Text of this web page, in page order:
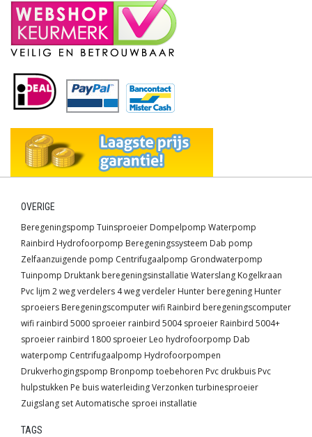
OVERIGE
Beregeningspomp Tuinsproeier Dompelpomp Waterpomp
Rainbird Hydrofoorpomp Beregeningssysteem Dab pomp
Zelfaanzuigende pomp Centrifugaalpomp Grondwaterpomp
Tuinpomp Druktank beregeningsinstallatie Waterslang Kogelkraan
Pvc lijm 2 weg verdelers 4 weg verdeler Hunter beregening Hunter
sproeiers Beregeningscomputer wifi Rainbird beregeningscomputer
wifi rainbird 5000 sproeier rainbird 5004 sproeier Rainbird 5004+
sproeier rainbird 1800 sproeier Leo hydrofoorpomp Dab
waterpomp Centrifugaalpomp Hydrofoorpompen
Drukverhogingspomp Bronpomp toebehoren Pvc drukbuis Pvc
hulpstukken Pe buis waterleidingVerzonken turbinesproeier
Zuigslang setAutomatische sproei installatie
TAGS